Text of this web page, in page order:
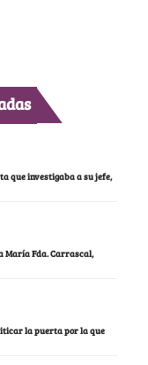
que investigaba a su jefe,
María Fda. Carrascal,
la puerta por la que